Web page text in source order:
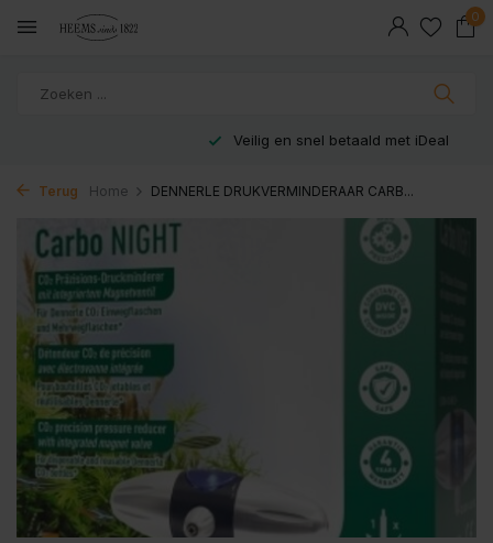
0
Veilig en snel betaald met iDeal
Terug Home DENNERLE DRUKVERMINDERAAR CARB...